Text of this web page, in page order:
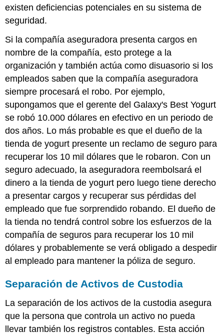
existen deficiencias potenciales en su sistema de
seguridad.
Si la compañía aseguradora presenta cargos en
nombre de la compañía, esto protege a la
organización y también actúa como disuasorio si los
empleados saben que la compañía aseguradora
siempre procesará el robo. Por ejemplo,
supongamos que el gerente del Galaxy's Best Yogurt
se robó 10.000 dólares en efectivo en un periodo de
dos años. Lo más probable es que el dueño de la
tienda de yogurt presente un reclamo de seguro para
recuperar los 10 mil dólares que le robaron. Con un
seguro adecuado, la aseguradora reembolsará el
dinero a la tienda de yogurt pero luego tiene derecho
a presentar cargos y recuperar sus pérdidas del
empleado que fue sorprendido robando. El dueño de
la tienda no tendrá control sobre los esfuerzos de la
compañía de seguros para recuperar los 10 mil
dólares y probablemente se verá obligado a despedir
al empleado para mantener la póliza de seguro.
Separación de Activos de Custodia
La separación de los activos de la custodia asegura
que la persona que controla un activo no pueda
llevar también los registros contables. Esta acción